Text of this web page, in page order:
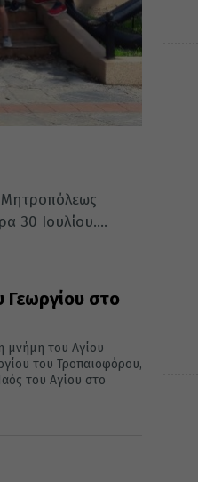
30 Ιουλίου....
Γεωργίου στο
μνήμη του Αγίου
του Τροπαιοφόρου,
του Αγίου στο